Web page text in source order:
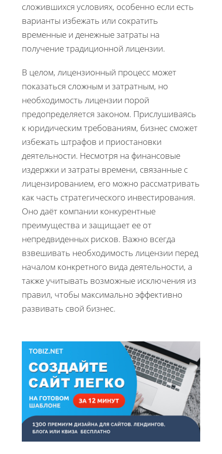
сложившихся условиях, особенно если есть
варианты избежать или сократить
временные и денежные затраты на
получение традиционной лицензии.
В целом, лицензионный процесс может
показаться сложным и затратным, но
необходимость лицензии порой
предопределяется законом. Прислушиваясь
к юридическим требованиям, бизнес сможет
избежать штрафов и приостановки
деятельности. Несмотря на финансовые
издержки и затраты времени, связанные с
лицензированием, его можно рассматривать
как часть стратегического инвестирования.
Оно даёт компании конкурентные
преимущества и защищает ее от
непредвиденных рисков. Важно всегда
взвешивать необходимость лицензии перед
началом конкретного вида деятельности, а
также учитывать возможные исключения из
правил, чтобы максимально эффективно
развивать свой бизнес.